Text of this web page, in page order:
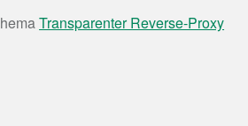
Transparenter Reverse-Proxy